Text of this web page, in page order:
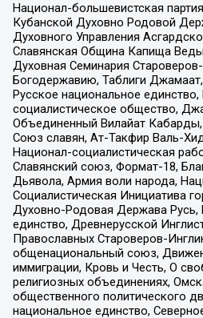
Национал-большевистская
Кубанской Духовно Родовой
Духовного Управления
Славянская Община Капища
Духовная Семинария
Богодержавию, Таблиги
Русское национальное
социалистическое общество,
Объединенный Вилайат Кабарды,
Союз славян, Ат-Такфир Валь-
Национал-социалистическая
Славянский союз, Формат-18,
Дьявола, Армия воли народа,
Социалистическая Инициатива
Духовно-Родовая Держава Русь,
единство, Древнерусской
Православных Староверов-
общенациональный союз,
иммиграции, Кровь и Честь, О
религиозных объединениях,
общественного политического
национальное единство,